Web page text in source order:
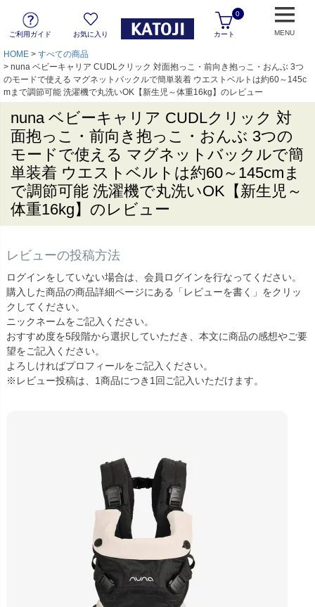
ご利用ガイド お気に入り カート
0
MENU
HOME
すべての商品
nuna ベビーキャリア CUDLクリック 対面抱っこ・前向き抱っこ・おんぶ 3つ
のモードで使える マグネットバックルで簡単装着 ウエストベルトは約60～145c
mまで調節可能 洗濯機で丸洗いOK【新生児～体重16kg】のレビュー
nuna ベビーキャリア CUDLクリック 対
面抱っこ・前向き抱っこ・おんぶ 3つの
モードで使える マグネットバックルで簡
単装着 ウエストベルトは約60～145cmま
で調節可能 洗濯機で丸洗いOK【新生児～
体重16kg】のレビュー
レビューの投稿方法
ログインをしていない場合は、会員ログインを行なってください。
購入した商品の商品詳細ページにある「レビューを書く」をクリッ
クしてください。
ニックネームをご記入ください。
おすすめ度を5段階から選択していただき、本文に商品の感想やご要
望をご記入ください。
よろしければプロフィールをご記入ください。
※レビュー投稿は、1商品につき1回ご記入いただけます。